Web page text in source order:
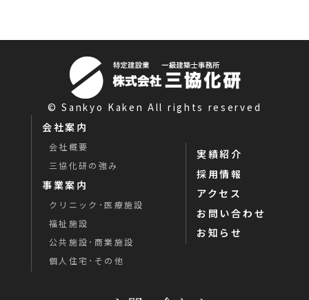
© Sankyo Kaken All rights reserved
会社案内
会社概要
三協化研の強み
事業案内
クリニック･医療施設
福祉施設
公共施設･商業施設
個人住宅･その他
実績紹介
採用情報
アクセス
お問い合わせ
お知らせ